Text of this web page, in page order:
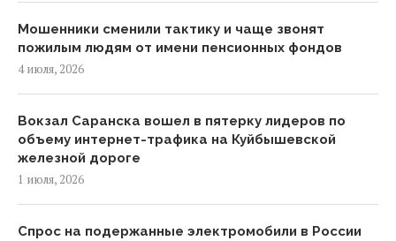
Мошенники сменили тактику и чаще звонят
пожилым людям от имени пенсионных фондов
4 июля, 2026
Вокзал Саранска вошел в пятерку лидеров по
объему интернет-трафика на Куйбышевской
железной дороге
1 июля, 2026
Спрос на подержанные электромобили в России